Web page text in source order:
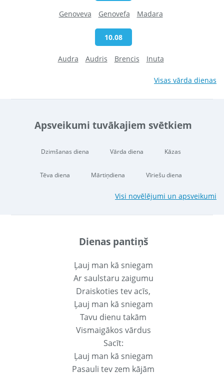
Genoveva Genovefa Madara
10.08
Audra Audris Brencis Inuta
Visas vārda dienas
Apsveikumi tuvākajiem svētkiem
Dzimšanas diena Vārda diena Kāzas
Tēva diena Mārtiņdiena Vīriešu diena
Visi novēlējumi un apsveikumi
Dienas pantiņš
Ļauj man kā sniegam
Ar saulstaru zaigumu
Draiskoties tev acīs,
Ļauj man kā sniegam
Tavu dienu takām
Vismaigākos vārdus
Sacīt:
Ļauj man kā sniegam
Pasauli tev zem kājām